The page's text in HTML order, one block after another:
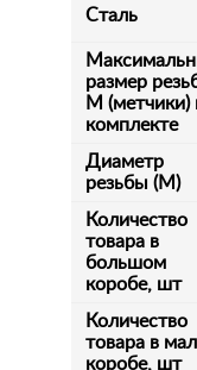
Сталь
размер
М (метчики)
комплекте
Диаметр
резьбы (М)
Количество
товара в
большом
коробе, шт
Количество
товара в
коробе, шт